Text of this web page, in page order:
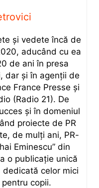
și vedete încă de
aducând cu ea
de ani în presa
dar și în agenții de
France Presse și
(Radio 21). De
și în domeniul
proiecte de PR
de mulți ani, PR-
Eminescu” din
o publicație unică
celor mici
copii.